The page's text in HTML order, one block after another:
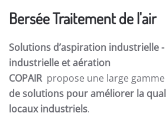
Bersée Traitement de l'air
Solutions d’aspiration industrielle -
industrielle et aération
COPAIR propose une large
de solutions pour améliorer la
locaux industriels.